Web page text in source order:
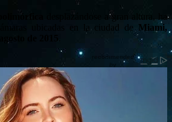
desplazándose a gran altura, ha
ubicadas en la ciudad de Miami,
de 2015